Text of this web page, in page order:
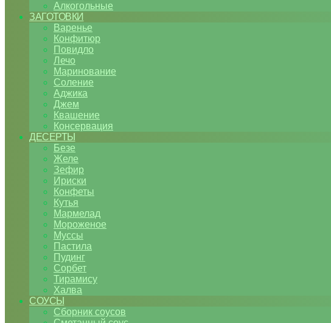
Алкогольные
ЗАГОТОВКИ
Варенье
Конфитюр
Повидло
Лечо
Маринование
Соление
Аджика
Джем
Квашение
Консервация
ДЕСЕРТЫ
Безе
Желе
Зефир
Ириски
Конфеты
Кутья
Мармелад
Мороженое
Муссы
Пастила
Пудинг
Сорбет
Тирамису
Халва
СОУСЫ
Сборник соусов